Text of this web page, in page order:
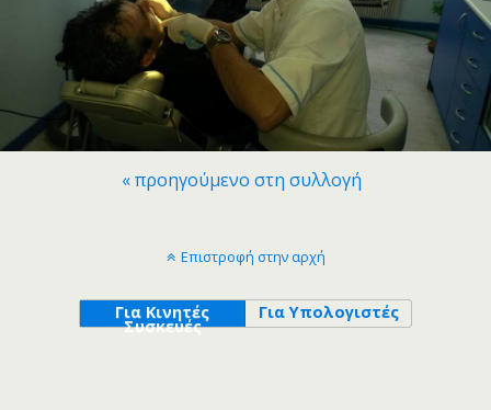
« προηγούμενο στη συλλογή
Επιστροφή στην αρχή
Για Κινητές
Συσκευές
Για Υπολογιστές